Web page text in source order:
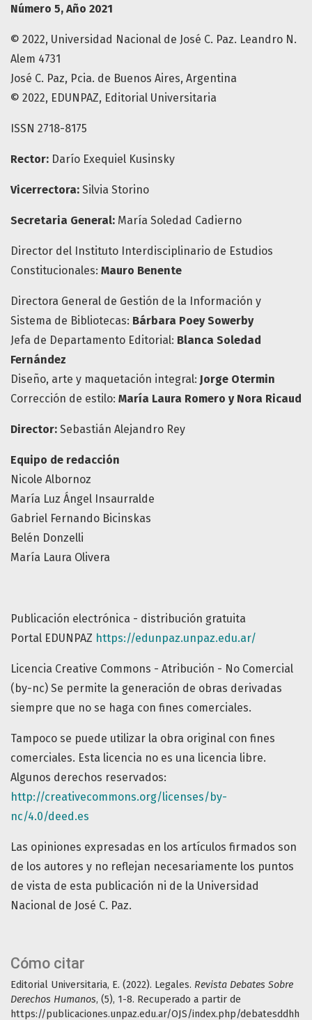
Cómo citar
Editorial Universitaria, E. (2022). Legales. Revista Debates Sobre
Derechos Humanos, (5), 1-8. Recuperado a partir de
https://publicaciones.unpaz.edu.ar/OJS/index.php/debatesddhh
Número 5, Año 2021
© 2022, Universidad Nacional de José C. Paz. Leandro N.
Alem 4731
José C. Paz, Pcia. de Buenos Aires, Argentina
© 2022, EDUNPAZ, Editorial Universitaria
ISSN 2718-8175
Rector: Darío Exequiel Kusinsky
Vicerrectora: Silvia Storino
Secretaria General: María Soledad Cadierno
Director del Instituto Interdisciplinario de Estudios
Constitucionales: Mauro Benente
Directora General de Gestión de la Información y
Sistema de Bibliotecas: Bárbara Poey Sowerby
Jefa de Departamento Editorial: Blanca Soledad
Fernández
Diseño, arte y maquetación integral: Jorge Otermin
Corrección de estilo: María Laura Romero y Nora Ricaud
Director: Sebastián Alejandro Rey
Equipo de redacción
Nicole Albornoz
María Luz Ángel Insaurralde
Gabriel Fernando Bicinskas
Belén Donzelli
María Laura Olivera
Publicación electrónica - distribución gratuita
Portal EDUNPAZ https://edunpaz.unpaz.edu.ar/
Licencia Creative Commons - Atribución - No Comercial
(by-nc) Se permite la generación de obras derivadas
siempre que no se haga con fines comerciales.
Tampoco se puede utilizar la obra original con fines
comerciales. Esta licencia no es una licencia libre.
Algunos derechos reservados:
http://creativecommons.org/licenses/by-
nc/4.0/deed.es
Las opiniones expresadas en los artículos firmados son
de los autores y no reflejan necesariamente los puntos
de vista de esta publicación ni de la Universidad
Nacional de José C. Paz.